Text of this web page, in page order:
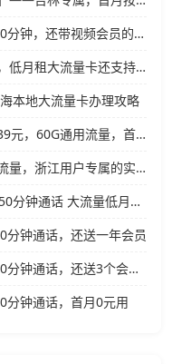
江西电信省内卡：39元480G+200分钟，还带视频会员的大流量卡
陕西广电卡：39元60G通用流量，低月租大流量卡还支持结转
本地大流量卡办理攻略
广电飞澜卡【39元60G】：月租39元，60G通用流量，首月免费真香！
广电飞横卡：39元月租60G通用流量，浙江用户专属的实用型套餐
联通飞泽卡39元240G通用流量+50分钟通话 大流量低月租办理指南
钟通话，还送一年会员
移动飞转卡：30元350G流量+400分钟通话，还送3个会员的低月租神卡
分钟通话，首月0元用